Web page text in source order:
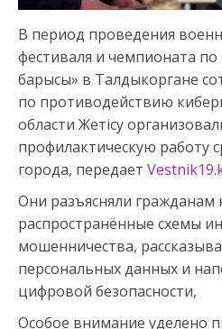
В период проведения
фестиваля и чемпионата по
барысы» в Талдыкоргане
по противодействию
области Жетісу
профилактическую работу
города, передает
Они разъясняли гражданам
распространённые схемы
мошенничества,
персональных данных и
цифровой безопасности,
Особое внимание уделено